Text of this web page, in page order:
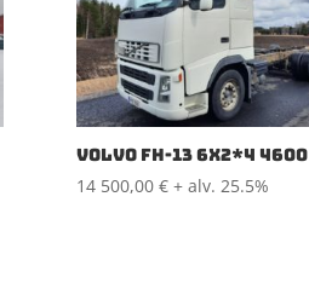
VOLVO FH-13 6X2*4 4600
14 500,00 € + alv. 25.5%